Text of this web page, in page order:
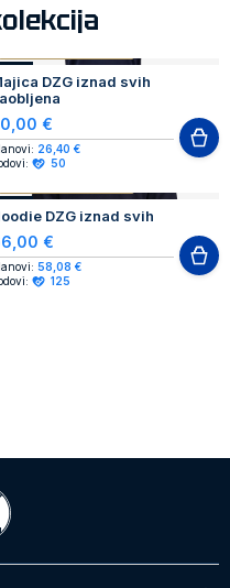
DZG iznad svih
€
26,40 €
50
DZG iznad svih
€
58,08 €
125